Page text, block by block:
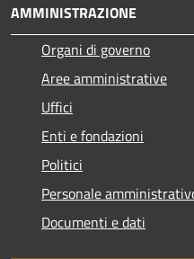
AMMINISTRAZIONE
Organi di governo
Aree amministrative
Uffici
Enti e fondazioni
Politici
Personale
Documenti e dati